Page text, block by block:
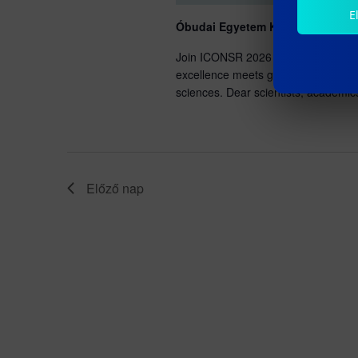
Óbudai Egyetem KGK TG. épület
Join ICONSR 2026 in Budapest
excellence meets global
sciences. Dear scientists,
Előző nap